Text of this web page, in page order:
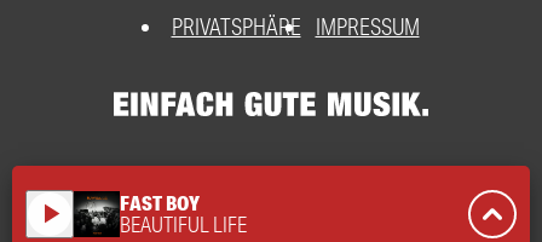
PRIVATSPHÄRE
IMPRESSUM
play_arrow FAST BOY
BEAUTIFUL LIFE